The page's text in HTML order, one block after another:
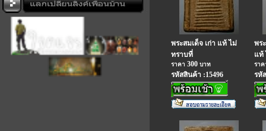
พระสมเด็จ เก่า แท้ ไม่
ทราบที่
ราคา 300 บาท
รหัสสินค้า :15496
พร
แท้
รา
รหั